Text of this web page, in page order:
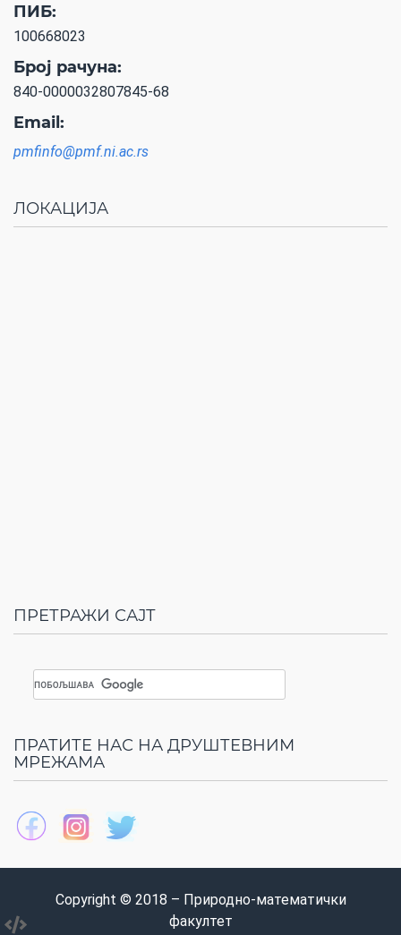
ПИБ:
100668023
Број рачуна:
840-0000032807845-68
Email:
pmfinfo@pmf.ni.ac.rs
ЛОКАЦИЈА
ПРЕТРАЖИ САЈТ
ПРАТИТЕ НАС НА ДРУШТЕВНИМ
МРЕЖАМА
Copyright © 2018 – Природно-математички
факултет